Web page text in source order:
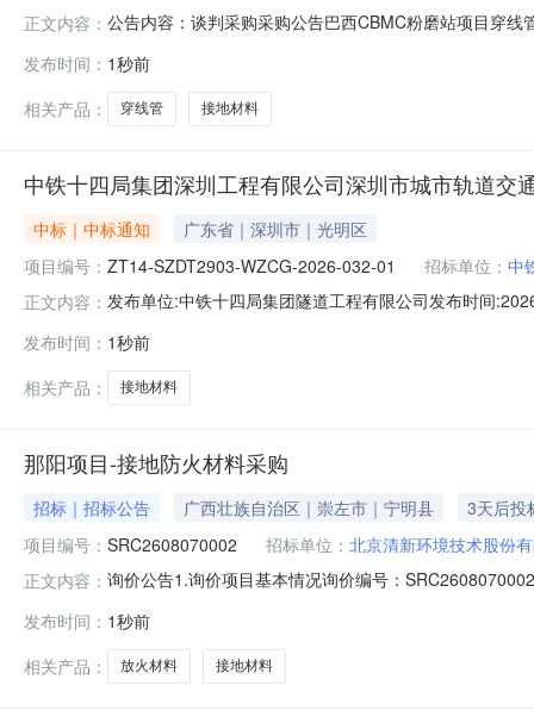
正文内容： 公告内容：谈判采购采购公告巴西CBMC粉磨站项目穿
CNBM2026080600141001001巴西CBMC粉磨站项目穿
基本资格要
发布时间： 1秒前
相关产品：
穿线管 接地材料
中铁十四局集团深圳工程有限公司深圳市城市轨道
中标｜中标通知
广东省｜深圳市｜光明区
项目编号： ZT14-SZDT2903-WZCG-2026-032-01 招标单位： 中
正文内容： 发布单位:中铁十四局集团隧道工程有限公司发布时间
WZCG-2026-032-01)已于2026年8月6日8时38分，在中
发布时间： 1秒前
相关产品：
接地材料
那阳项目-接地防火材料采购
招标｜招标公告 广西壮族自治区｜崇左市｜宁明县
3天后投
项目编号： SRC2608070002 招标单位： 北京清新环境技术股份
正文内容： 询价公告1.询价项目基本情况询价编号：
价清单，厂家需要配合提供相关报关中英文文件，报关
价人近三年（2023年
发布时间： 1秒前
相关产品：
放火材料 接地材料